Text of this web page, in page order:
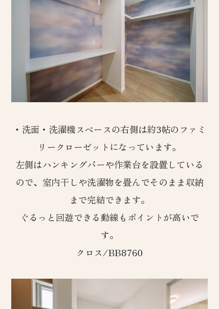
・洗面・洗濯機スペースの右側は約3帖のファミ
リークローゼットになっています。
左側はハンキングバーや作業台を設置している
ので、室内干しや洗濯物を畳んでそのまま収納
まで完結できます。
ぐるっと回遊できる動線もポイントが高いで
す。
クロス/BB8760